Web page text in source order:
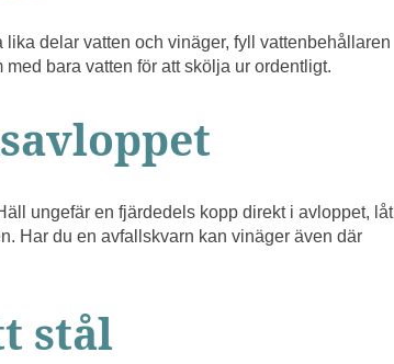
delar vatten och vinäger, fyll vattenbehållaren
bara vatten för att skölja ur ordentligt.
ungefär en fjärdedels kopp direkt i avloppet, låt
Har du en avfallskvarn kan vinäger även där
stål